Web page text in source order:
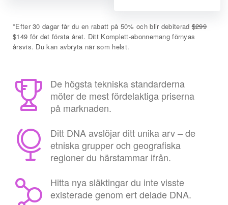
*Efter 30 dagar får du en rabatt på 50% och blir debiterad$299
$149 för det första året. Ditt Komplett-abonnemang förnyas
årsvis. Du kan avbryta när som helst.
De högsta tekniska standarderna
möter de mest fördelaktiga priserna
på marknaden.
Ditt DNA avslöjar ditt unika arv – de
etniska grupper och geografiska
regioner du härstammar ifrån.
Hitta nya släktingar du inte visste
existerade genom ert delade DNA.